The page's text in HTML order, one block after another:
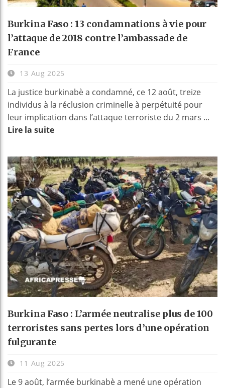
Burkina Faso : 13 condamnations à vie pour
l’attaque de 2018 contre l’ambassade de
France
13 Aug 2025
La justice burkinabè a condamné, ce 12 août, treize
individus à la réclusion criminelle à perpétuité pour
leur implication dans l’attaque terroriste du 2 mars ...
Lire la suite
Burkina Faso : L’armée neutralise plus de 100
terroristes sans pertes lors d’une opération
fulgurante
11 Aug 2025
Le 9 août, l’armée burkinabè a mené une opération